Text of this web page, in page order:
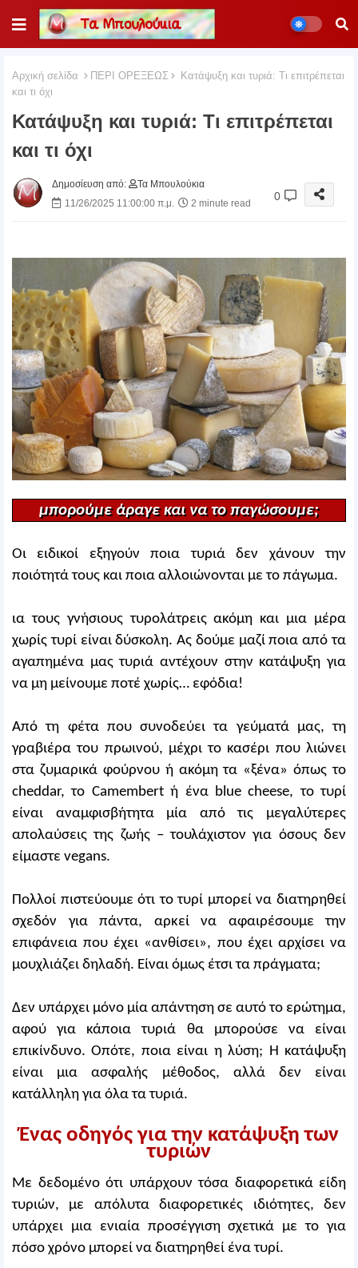
Αρχική σελίδα ΠΕΡΙ ΟΡΕΞΕΩΣ
Κατάψυξη και τυριά: Τι επιτρέπεται
και τι όχι
Κατάψυξη και τυριά: Τι επιτρέπεται
και τι όχι
Δημοσίευση από:
Τα Μπουλούκια
11/26/2025 11:00:00 π.μ.
2 minute read
0
μπορούμε άραγε και να το παγώσουμε;
Οι ειδικοί εξηγούν ποια τυριά δεν χάνουν την
ποιότητά τους και ποια αλλοιώνονται με το πάγωμα.
ια τους γνήσιους τυρολάτρεις ακόμη και μια μέρα
χωρίς τυρί είναι δύσκολη. Ας δούμε μαζί ποια από τα
αγαπημένα μας τυριά αντέχουν στην κατάψυξη για
να μη μείνουμε ποτέ χωρίς… εφόδια!
Από τη φέτα που συνοδεύει τα γεύματά μας, τη
γραβιέρα του πρωινού, μέχρι το κασέρι που λιώνει
στα ζυμαρικά φούρνου ή ακόμη τα «ξένα» όπως το
cheddar, το Camembert ή ένα blue cheese, το τυρί
είναι αναμφισβήτητα μία από τις μεγαλύτερες
απολαύσεις της ζωής – τουλάχιστον για όσους δεν
είμαστε vegans.
Πολλοί πιστεύουμε ότι το τυρί μπορεί να διατηρηθεί
σχεδόν για πάντα, αρκεί να αφαιρέσουμε την
επιφάνεια που έχει «ανθίσει», που έχει αρχίσει να
μουχλιάζει δηλαδή. Είναι όμως έτσι τα πράγματα;
Δεν υπάρχει μόνο μία απάντηση σε αυτό το ερώτημα,
αφού για κάποια τυριά θα μπορούσε να είναι
επικίνδυνο. Οπότε, ποια είναι η λύση; Η κατάψυξη
είναι μια ασφαλής μέθοδος, αλλά δεν είναι
κατάλληλη για όλα τα τυριά.
Ένας οδηγός για την κατάψυξη των
τυριών
Με δεδομένο ότι υπάρχουν τόσα διαφορετικά είδη
τυριών, με απόλυτα διαφορετικές ιδιότητες, δεν
υπάρχει μια ενιαία προσέγγιση σχετικά με το για
πόσο χρόνο μπορεί να διατηρηθεί ένα τυρί.